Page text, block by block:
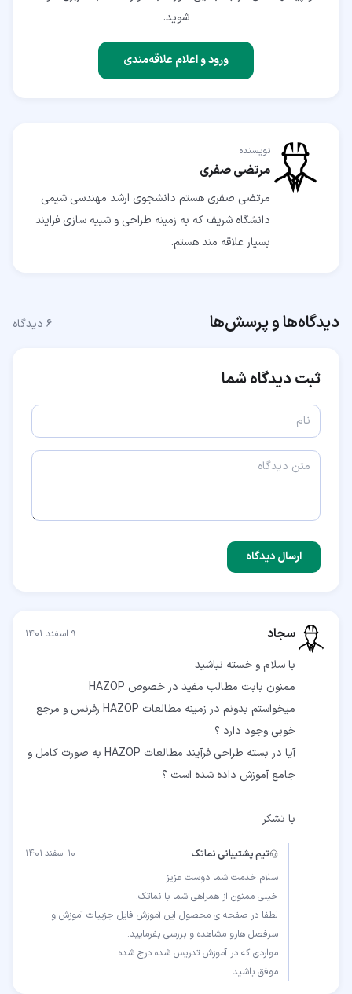
شوید.
ورود و اعلام علاقه‌مندی
نویسنده
مرتضی صفری
مرتضی صفری هستم دانشجوی ارشد مهندسی شیمی
دانشگاه شریف که به زمینه طراحی و شبیه سازی فرایند
بسیار علاقه مند هستم.
دیدگاه‌ها و پرسش‌ها ۶ دیدگاه
ثبت دیدگاه شما
ارسال دیدگاه
سجاد ۹ اسفند ۱۴۰۱
میخواستم بدونم در زمینه مطالعات HAZOP رفرنس و مرجع
آیا در بسته طراحی فرآیند مطالعات HAZOP به صورت کامل و
با تشکر
تیم پشتیبانی نماتک ۱۰ اسفند ۱۴۰۱
لطفا در صفحه ی محصول این آموزش فایل جزییات آموزش و
موفق باشید.